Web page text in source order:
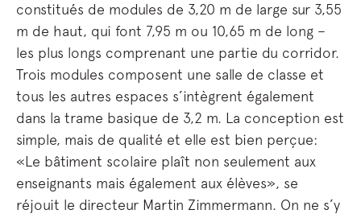
constitués de modules de 3,20 m de large sur 3,55
m de haut, qui font 7,95 m ou 10,65 m de long –
les plus longs comprenant une partie du corridor.
Trois modules composent une salle de classe et
tous les autres espaces s’intègrent également
dans la trame basique de 3,2 m. La conception est
simple, mais de qualité et elle est bien perçue:
«Le bâtiment scolaire plaît non seulement aux
enseignants mais également aux élèves», se
réjouit le directeur Martin Zimmermann. On ne s’y